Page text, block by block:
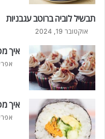
תבשיל לוביה ברוטב עגבניות
אוקטובר 19, 2024
איך
אפריל 16,
איך
אפריל 2,